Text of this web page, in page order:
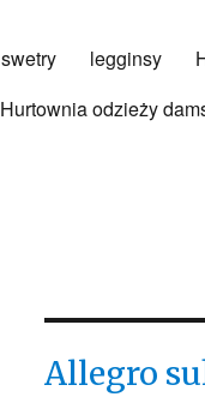
swetry legginsy
Hurtownia odzieży
Allegro